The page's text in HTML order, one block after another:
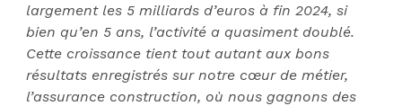
largement les 5 milliards d’euros à fin 2024, si
bien qu’en 5 ans, l’activité a quasiment doublé.
Cette croissance tient tout autant aux bons
résultats enregistrés sur notre cœur de métier,
l’assurance construction, où nous gagnons des